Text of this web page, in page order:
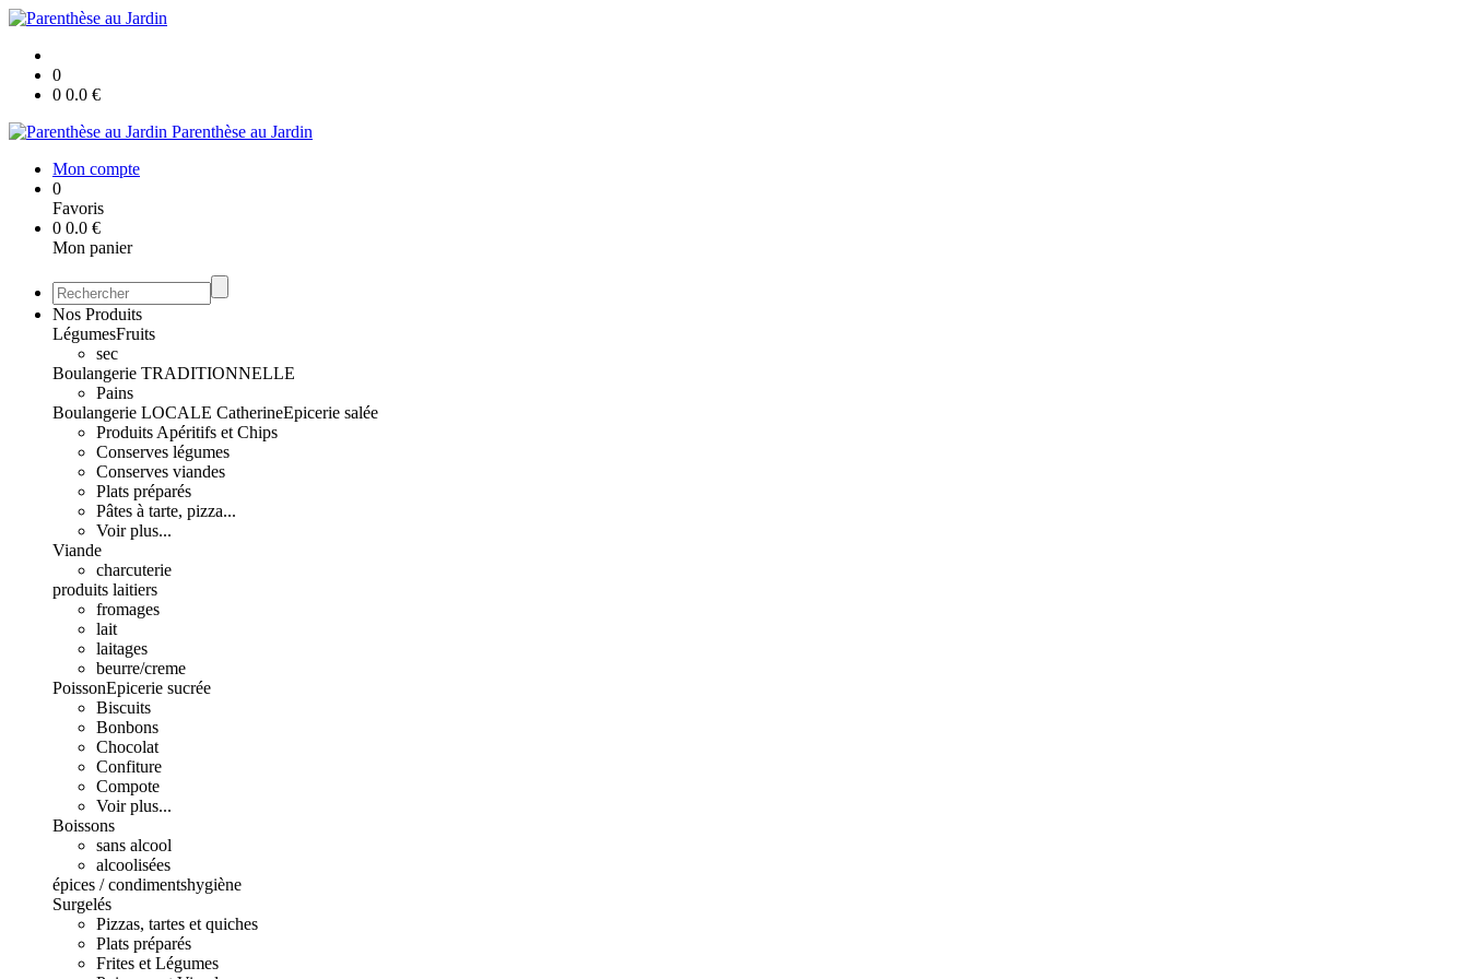
0
0 0.0 €
Parenthèse au Jardin
Mon compte
0
Favoris
0 0.0 €
Mon panier
Nos Produits
LégumesFruits
sec
Boulangerie TRADITIONNELLE
Pains
Boulangerie LOCALE CatherineEpicerie salée
Produits Apéritifs et Chips
Conserves légumes
Conserves viandes
Plats préparés
Pâtes à tarte, pizza...
Voir plus...
Viande
charcuterie
produits laitiers
fromages
lait
laitages
beurre/creme
PoissonEpicerie sucrée
Biscuits
Bonbons
Chocolat
Confiture
Compote
Voir plus...
Boissons
sans alcool
alcoolisées
épices / condimentshygiène
Surgelés
Pizzas, tartes et quiches
Plats préparés
Frites et Légumes